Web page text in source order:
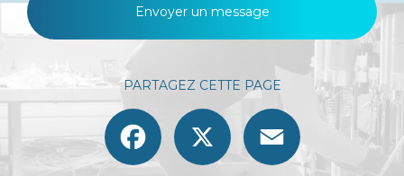
Envoyer un message
PARTAGEZ CETTE PAGE
Facebook